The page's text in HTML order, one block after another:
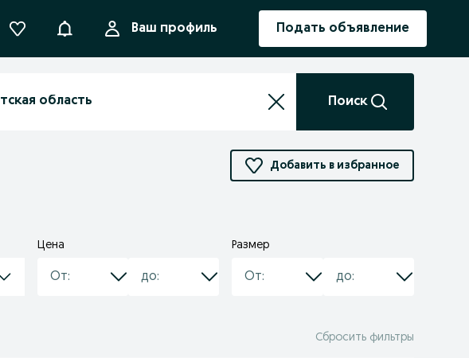
УведомленияВаш профиль Подать объявление
Поиск
Добавить в избранное
Цена Размер
Сбросить фильтры